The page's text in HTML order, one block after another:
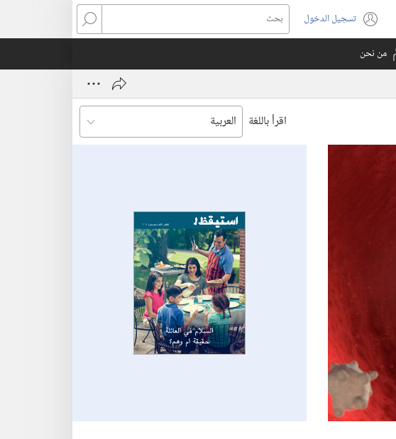
تسجيل الدخول
(يفتح
نافذة
بحث
من نحن
اقرأ باللغة